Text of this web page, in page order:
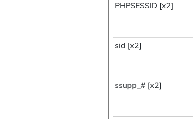
PHPSESSID [x2]
sid [x2]
ssupp_# [x2]